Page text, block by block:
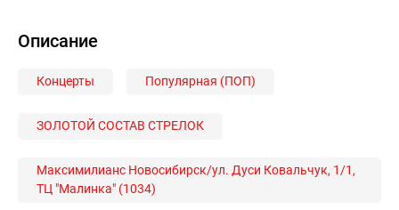
Описание
Концерты Популярная (ПОП)
ЗОЛОТОЙ СОСТАВ СТРЕЛОК
Максимилианс Новосибирск/ул. Дуси Ковальчук, 1/1,
ТЦ "Малинка" (1034)